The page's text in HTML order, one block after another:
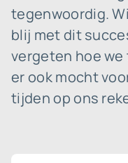
tegenwoordig.
blij met dit
vergeten hoe
er ook mocht
tijden op ons